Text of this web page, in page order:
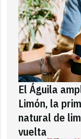
El Águila
Limón, la
natural de
vuelta